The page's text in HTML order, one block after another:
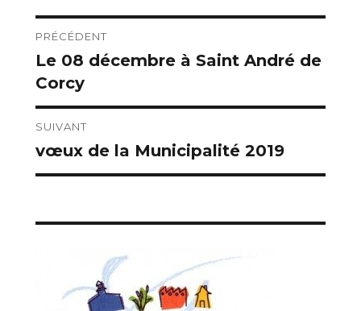
Navigation
de
l’article
PRÉCÉDENT
Publication
précédente :
Le 08 décembre à Saint André de
Corcy
SUIVANT
Publication
suivante :
vœux de la Municipalité 2019